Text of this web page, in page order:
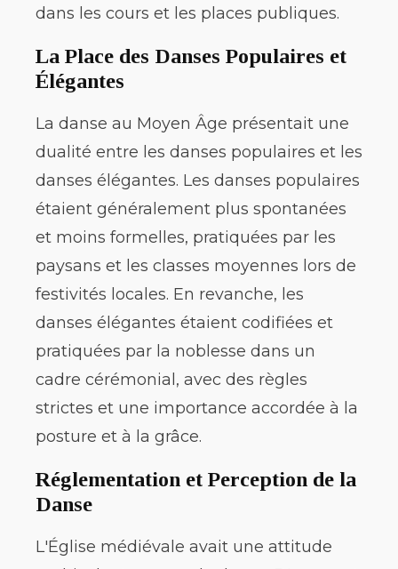
dans les cours et les places publiques.
La Place des Danses Populaires et
Élégantes
La danse au Moyen Âge présentait une
dualité entre les danses populaires et les
danses élégantes. Les danses populaires
étaient généralement plus spontanées
et moins formelles, pratiquées par les
paysans et les classes moyennes lors de
festivités locales. En revanche, les
danses élégantes étaient codifiées et
pratiquées par la noblesse dans un
cadre cérémonial, avec des règles
strictes et une importance accordée à la
posture et à la grâce.
Réglementation et Perception de la
Danse
L'Église médiévale avait une attitude